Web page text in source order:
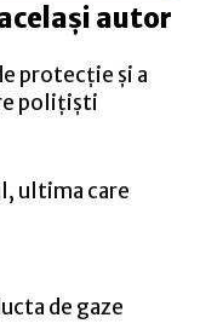
autor
protecție și a
polițiști
ultima care
de gaze